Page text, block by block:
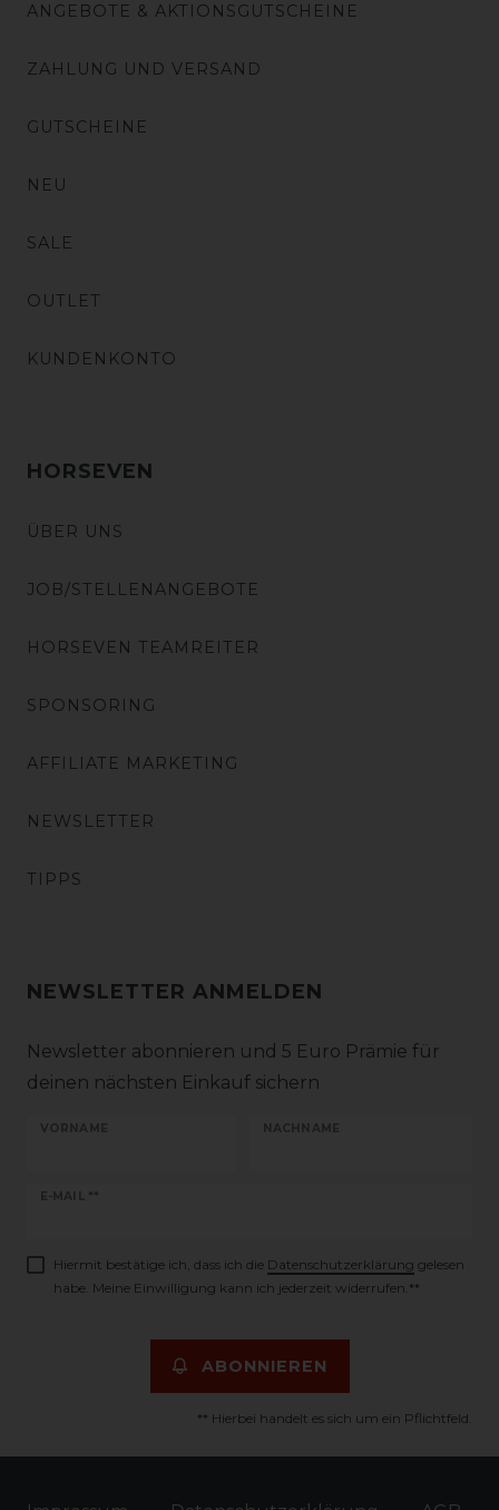
ANGEBOTE & AKTIONSGUTSCHEINE
ZAHLUNG UND VERSAND
GUTSCHEINE
NEU
SALE
OUTLET
KUNDENKONTO
HORSEVEN
ÜBER UNS
JOB/STELLENANGEBOTE
HORSEVEN TEAMREITER
SPONSORING
AFFILIATE MARKETING
NEWSLETTER
TIPPS
NEWSLETTER ANMELDEN
Newsletter abonnieren und 5 Euro Prämie für
deinen nächsten Einkauf sichern
VORNAME NACHNAME
E-MAIL **
Newsletter
Hiermit bestätige ich, dass ich die Daten­schutz­erklärung gelesen
habe. Meine Einwilligung kann ich jederzeit widerrufen.**
ABONNIEREN
** Hierbei handelt es sich um ein Pflichtfeld.